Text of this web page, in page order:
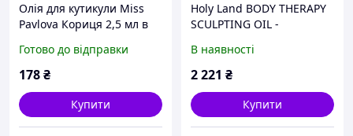
Олія для кутикули Miss
Pavlova Кориця 2,5 мл в
дозатором для догляду та
зміцнення нігтів
Готово до відправки
178₴
Купити
Holy Land BODY THERAPY
SCULPTING OIL -
тіла 125 ml
В наявності
2 221 ₴
Купити